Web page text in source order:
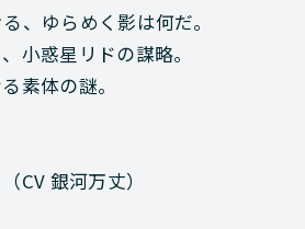
、ゆらめく影は何だ。
小惑星リドの謀略。
素体の謎。
CV 銀河万丈）